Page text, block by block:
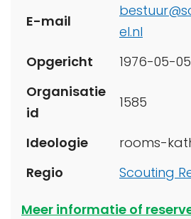
E-mail
el.nl
Opgericht
1976-05-05
Organisatie
id
1585
Ideologie
rooms-
Regio
Scouting
Meer informatie of